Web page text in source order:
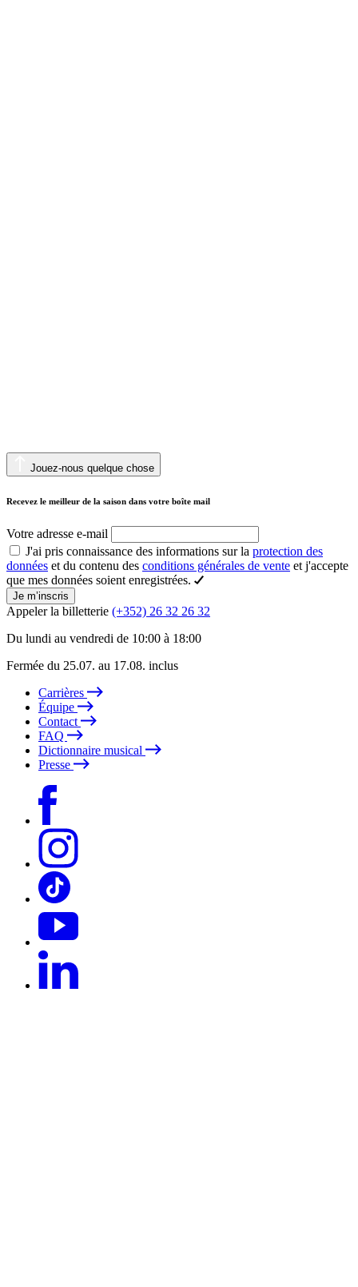
Jouez-nous quelque chose
Recevez le meilleur de la saison dans votre boîte mail
Votre adresse e-mail
J'ai pris connaissance des informations sur la protection des
données et du contenu des conditions générales de vente et j'accepte
que mes données soient enregistrées.
Je m’inscris
Appeler la billetterie (+352) 26 32 26 32
Du lundi au vendredi de 10:00 à 18:00
Fermée du 25.07. au 17.08. inclus
Carrières
Équipe
Contact
FAQ
Dictionnaire musical
Presse